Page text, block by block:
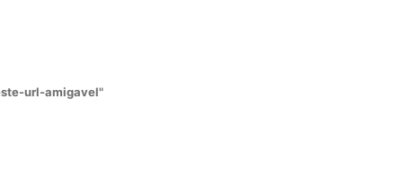
url-amigavel"